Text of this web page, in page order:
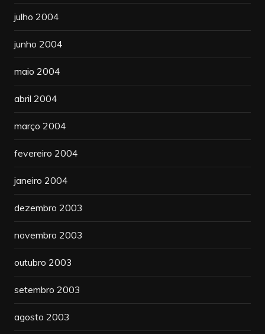
julho 2004
junho 2004
maio 2004
abril 2004
março 2004
fevereiro 2004
janeiro 2004
dezembro 2003
novembro 2003
outubro 2003
setembro 2003
agosto 2003